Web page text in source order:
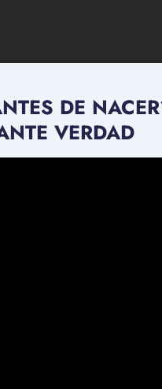
DE
VERDAD